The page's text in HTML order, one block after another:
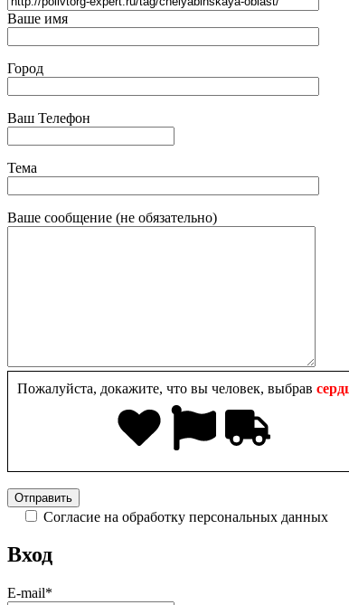
Ваше имя
Город
Ваш Телефон
Тема
Ваше сообщение (не обязательно)
Пожалуйста, докажите, что вы человек, выбрав
Согласие на обработку персональных данных
Вход
E-mail*